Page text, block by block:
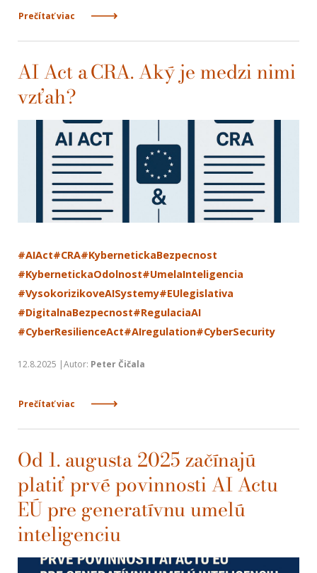
Prečítať viac
AI Act a CRA. Aký je medzi nimi
vzťah?
#AIAct#CRA#KybernetickaBezpecnost
#KybernetickaOdolnost#UmelaInteligencia
#VysokorizikoveAISystemy#EUlegislativa
#DigitalnaBezpecnost#RegulaciaAI
#CyberResilienceAct#AIregulation#CyberSecurity
12.8.2025 |Autor: Peter Čičala
Prečítať viac
Od 1. augusta 2025 začínajú
platiť prvé povinnosti AI Actu
EÚ pre generatívnu umelú
inteligenciu